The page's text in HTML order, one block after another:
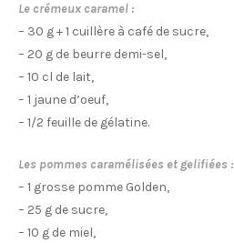
Le crémeux caramel :
– 30 g + 1 cuillère à café de sucre,
– 20 g de beurre demi-sel,
– 10 cl de lait,
– 1 jaune d’oeuf,
– 1/2 feuille de gélatine.
Les pommes caramélisées et gelifiées :
– 1 grosse pomme Golden,
– 25 g de sucre,
– 10 g de miel,